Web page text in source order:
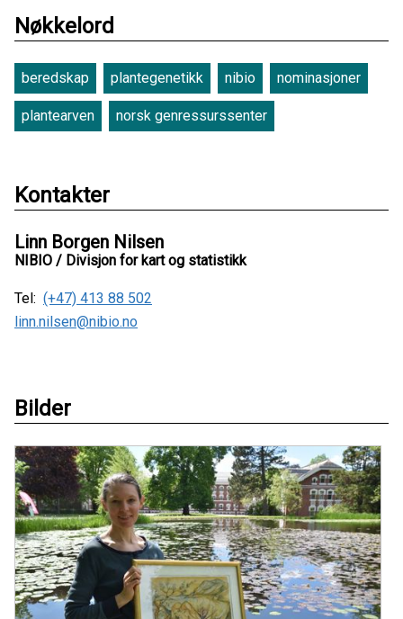
Nøkkelord
beredskap plantegenetikk nibio nominasjoner
plantearven norsk genressurssenter
Kontakter
Linn Borgen Nilsen
NIBIO / Divisjon for kart og statistikk
Tel: (+47) 413 88 502
linn.nilsen@nibio.no
Bilder